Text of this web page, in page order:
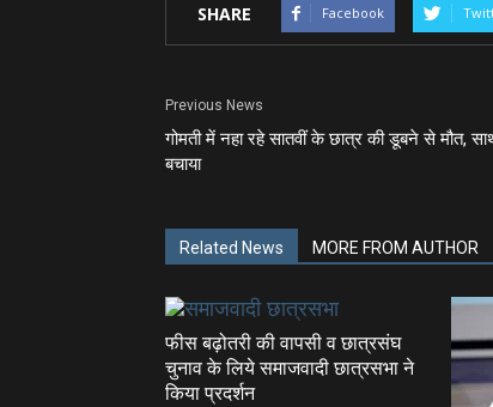
SHARE Facebook
Previous News
गोमती में नहा रहे सातवीं के छात्र की डूबने से मौत,
बचाया
Related News MORE FROM AUTHOR
फीस बढ़ोतरी की वापसी व छात्रसंघ
चुनाव के लिये समाजवादी छात्रसभा ने
किया प्रदर्शन